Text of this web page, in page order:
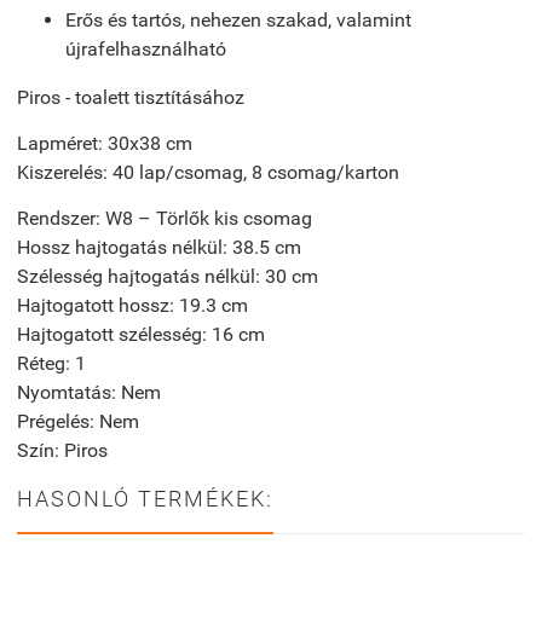
Erős és tartós, nehezen szakad, valamint
újrafelhasználható
Piros - toalett tisztításához
Lapméret: 30x38 cm
Kiszerelés: 40 lap/csomag, 8 csomag/karton
Rendszer: W8 – Törlők kis csomag
Hossz hajtogatás nélkül: 38.5 cm
Szélesség hajtogatás nélkül: 30 cm
Hajtogatott hossz: 19.3 cm
Hajtogatott szélesség: 16 cm
Réteg: 1
Nyomtatás: Nem
Prégelés: Nem
Szín: Piros
HASONLÓ TERMÉKEK: